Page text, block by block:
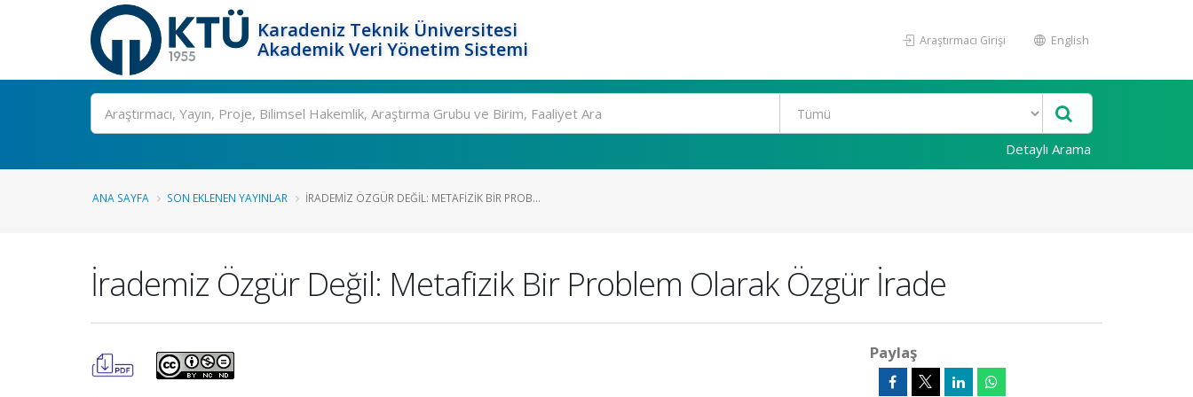
Karadeniz Teknik Üniversitesi
Akademik Veri Yönetim Sistemi
Araştırmacı Girişi English
Ara
Detaylı Arama
ANA SAYFA SON EKLENEN YAYINLAR İRADEMIZ ÖZGÜR DEĞIL: METAFIZIK BIR PROB...
İrademiz Özgür Değil: Metafizik Bir Problem Olarak Özgür İrade
Paylaş